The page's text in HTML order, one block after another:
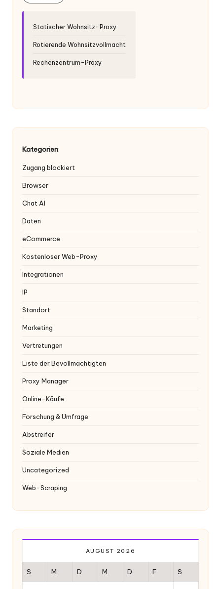
Statischer Wohnsitz-Proxy
Rotierende Wohnsitzvollmacht
Rechenzentrum-Proxy
Kategorien:
Zugang blockiert
Browser
Chat AI
Daten
eCommerce
Kostenloser Web-Proxy
Integrationen
IP
Standort
Marketing
Vertretungen
Liste der Bevollmächtigten
Proxy Manager
Online-Käufe
Forschung & Umfrage
Abstreifer
Soziale Medien
Uncategorized
Web-Scraping
AUGUST 2026
S M D M D F S